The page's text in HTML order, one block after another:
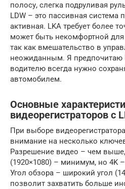
полосу, слегка подруливая
LDW – это пассивная система
активная. LKA требует более
может быть некомфортной
так как вмешательство в
неожиданным. Я предпочитаю
водителю всегда нужно
автомобилем.
Основные
видеорегистраторов с
При выборе
внимание на несколько
Разрешение видео – чем
(1920×1080) – минимум, но 4K
Угол обзора – широкий угол
позволит захватить больше